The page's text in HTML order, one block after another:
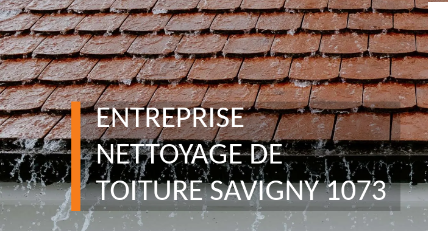
ENTREPRISE
NETTOYAGE DE
TOITURE SAVIGNY 1073